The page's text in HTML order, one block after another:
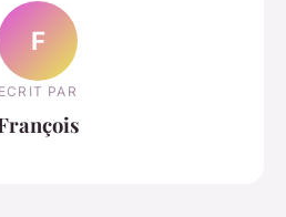
F
ECRIT PAR